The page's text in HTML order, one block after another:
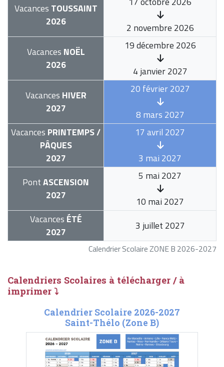
Calendrier Scolaire ZONE B 2026-2027
Vacances TOUSSAINT
2026
2 novembre 2026
Vacances NOËL
2026
19 décembre 2026
4 janvier 2027
Vacances HIVER
2027
20 février 2027
8 mars 2027
Vacances PRINTEMPS /
PÂQUES
2027
17 avril 2027
3 mai 2027
PontASCENSION
2027
5 mai 2027
10 mai 2027
Vacances ÉTÉ
2027
3 juillet 2027
Calendriers Scolaires à télécharger / à
imprimer ⤵
Calendrier Scolaire 2026-2027
Saint-Thélo (Zone B)